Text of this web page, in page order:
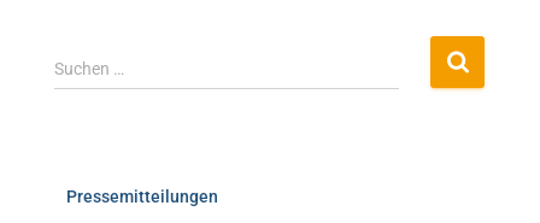
Suchen …
Pressemitteilungen